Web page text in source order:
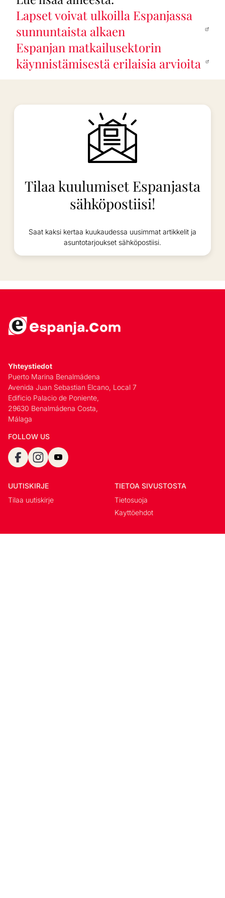
Lapset voivat ulkoilla Espanjassa
sunnuntaista alkaen
Espanjan matkailusektorin
käynnistämisestä erilaisia arvioita
Tilaa kuulumiset Espanjasta
sähköpostiisi!
Saat kaksi kertaa kuukaudessa uusimmat artikkelit ja
asuntotarjoukset sähköpostiisi.
Yhteystiedot
Puerto Marina Benalmádena
Avenida Juan Sebastian Elcano, Local 7
Edificio Palacio de Poniente,
29630 Benalmádena Costa,
Málaga
FOLLOW US
UUTISKIRJE
Tilaa uutiskirje
TIETOA SIVUSTOSTA
Tietosuoja
Kayttöehdot